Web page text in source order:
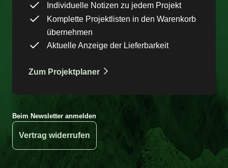
Individuelle Notizen zu jedem Projekt
Komplette Projektlisten in den Warenkorb
übernehmen
Aktuelle Anzeige der Lieferbarkeit
Zum Projektplaner
Beim Newsletter anmelden
Vertrag widerrufen